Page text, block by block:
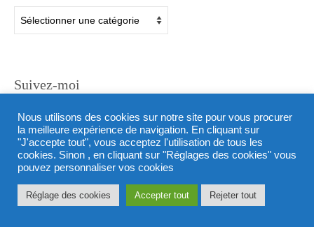
Suivez-moi
Contactez-moi Mentions légales Politique de confidentialité
Conditions générales de vente Plan du site
Nous utilisons des cookies sur notre site pour vous procurer
la meilleure expérience de navigation. En cliquant sur
"J'accepte tout", vous acceptez l'utilisation de tous les
cookies. Sinon , en cliquant sur "Réglages des cookies" vous
pouvez personnaliser vos cookies
Réglage des cookies Accepter tout Rejeter tout